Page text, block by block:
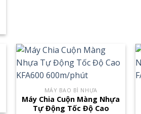
MÁY BAO BÌ NHỰA
Máy Chia Cuộn Màng Nhựa
Tự Động Tốc Độ Cao